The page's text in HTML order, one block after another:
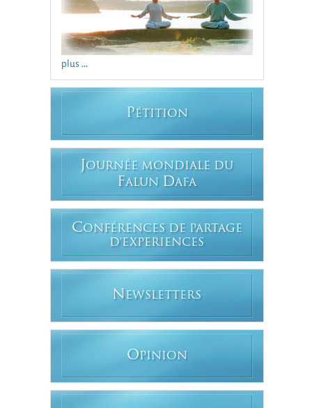
plus ...
PÉTITION
JOURNÉE MONDIALE DU
FALUN DAFA
CONFÉRENCES DE PARTAGE
D'EXPERIENCES
N EWSLETTERS
OPINION